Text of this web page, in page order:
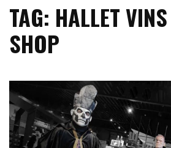
TAG: HALLET
SHOP